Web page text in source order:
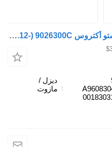
جهاز التدفئة مرسيدس بنز، ويباستو أكتروس MP4 (01.12-) 9026300C لـ السيارات القاطرة Mercedes-Benz Actros MP4 Antos Arocs (2012-)
مازوت